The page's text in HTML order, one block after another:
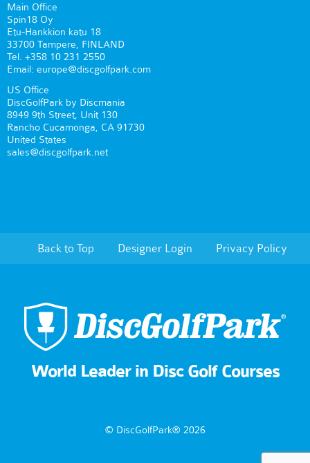
Main Office
Spin18 Oy
Etu-Hankkion katu 18
33700 Tampere, FINLAND
Tel. +358 10 231 2550
Email: europe@discgolfpark.com
US Office
DiscGolfPark by Discmania
8949 9th Street, Unit 130
Rancho Cucamonga, CA 91730
United States
sales@discgolfpark.net
Back to Top Designer Login Privacy Policy
World Leader in Disc Golf Courses
© DiscGolfPark® 2026